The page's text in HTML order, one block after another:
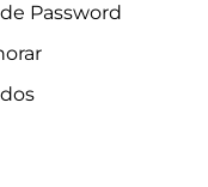
Password